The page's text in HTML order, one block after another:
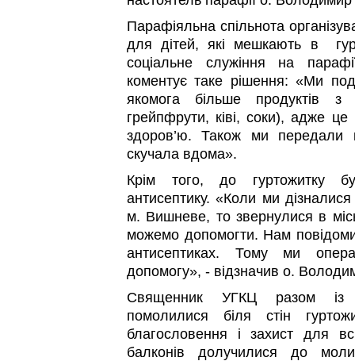
Парафіяльна спільнота
для дітей, які мешкають в
соціальне служіння на
коментує таке рішення: «Ми
якомога більше продуктів з
грейпфрути, ківі, соки), адже це
здоров’ю. Також ми
скучала вдома».
Крім того, до гуртожитку
антисептику. «Коли ми
м. Вишневе, то звернулися в
можемо допомогти. Нам
антисептиках. Тому ми
допомогу», - відзначив о.
Священник УГКЦ разом із
помолилися біля стін
благословення і захист для
балконів долучилися до